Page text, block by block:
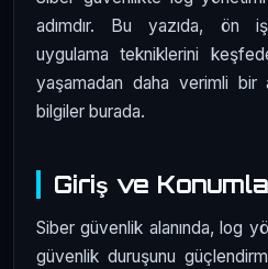
adımdır. Bu yazıda, ön
uygulama tekniklerini
yaşamadan daha verimli
bilgiler burada.
Giriş ve
Siber güvenlik alanında, log
güvenlik duruşunu